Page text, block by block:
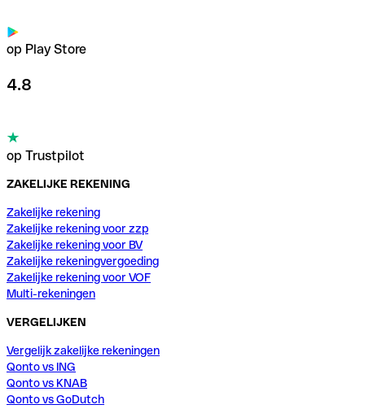
op Play Store
4.8
op Trustpilot
ZAKELIJKE REKENING
Zakelijke rekening
Zakelijke rekening voor zzp
Zakelijke rekening voor BV
Zakelijke rekeningvergoeding
Zakelijke rekening voor VOF
Multi-rekeningen
VERGELIJKEN
Vergelijk zakelijke rekeningen
Qonto vs ING
Qonto vs KNAB
Qonto vs GoDutch